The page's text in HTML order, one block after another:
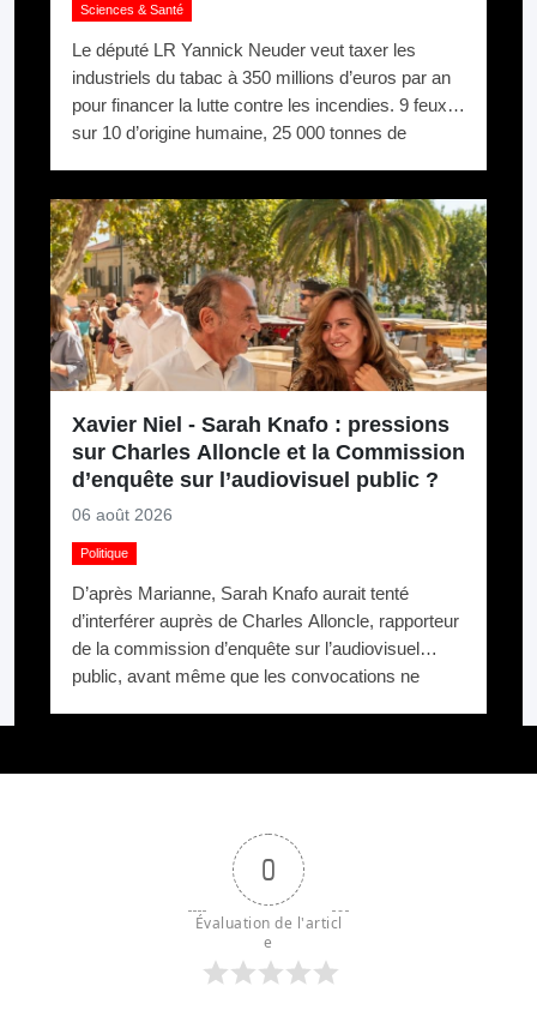
Sciences & Santé
Le député LR Yannick Neuder veut taxer les
industriels du tabac à 350 millions d’euros par an
pour financer la lutte contre les incendies. 9 feux
sur 10 d’origine humaine, 25 000 tonnes de
Xavier Niel - Sarah Knafo : pressions
sur Charles Alloncle et la Commission
d’enquête sur l’audiovisuel public ?
06 août 2026
Politique
D’après Marianne, Sarah Knafo aurait tenté
d’interférer auprès de Charles Alloncle, rapporteur
de la commission d’enquête sur l’audiovisuel
public, avant même que les convocations ne
0
Évaluation de l'articl
e